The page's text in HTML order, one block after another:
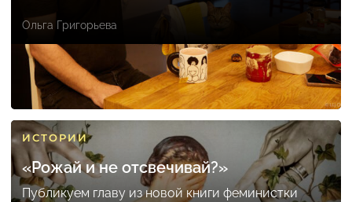
Ольга Григорьева
ИСТОРИИ
«Рожай и не отсвечивай?»
Публикуем главу из новой книги феминистки